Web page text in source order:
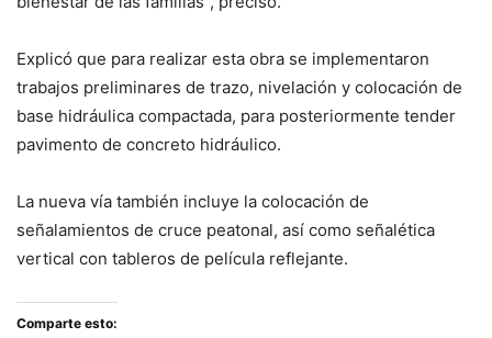
Explicó que para realizar esta obra se implementaron
trabajos preliminares de trazo, nivelación y colocación de
base hidráulica compactada, para posteriormente tender
pavimento de concreto hidráulico.
La nueva vía también incluye la colocación de
señalamientos de cruce peatonal, así como señalética
vertical con tableros de película reflejante.
Comparte esto: